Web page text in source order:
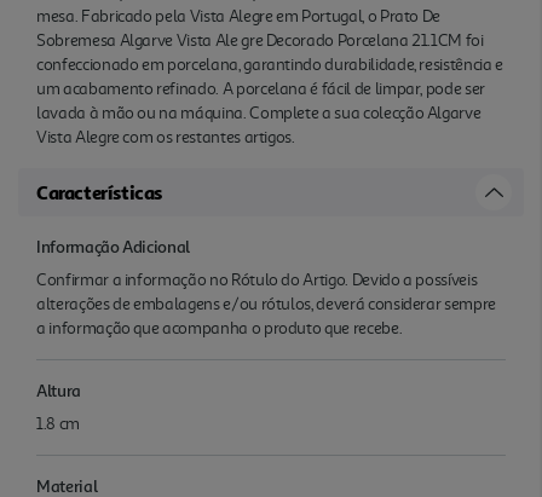
mesa. Fabricado pela Vista Alegre em Portugal, o Prato De
Sobremesa Algarve Vista Ale gre Decorado Porcelana 21.1CM foi
confeccionado em porcelana, garantindo durabilidade, resistência e
um acabamento refinado. A porcelana é fácil de limpar, pode ser
lavada à mão ou na máquina. Complete a sua colecção Algarve
Vista Alegre com os restantes artigos.
Características
Informação Adicional
Confirmar a informação no Rótulo do Artigo. Devido a possíveis
alterações de embalagens e/ou rótulos, deverá considerar sempre
a informação que acompanha o produto que recebe.
Altura
1.8 cm
Material